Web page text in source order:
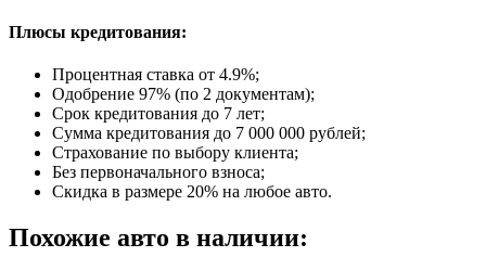
Плюсы кредитования:
Процентная ставка от 4.9%;
Одобрение 97% (по 2 документам);
Срок кредитования до 7 лет;
Сумма кредитования до 7 000 000 рублей;
Страхование по выбору клиента;
Без первоначального взноса;
Скидка в размере 20% на любое авто.
Похожие авто в наличии: